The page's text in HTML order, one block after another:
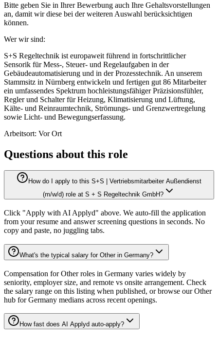
Bitte geben Sie in Ihrer Bewerbung auch Ihre Gehaltsvorstellungen
an, damit wir diese bei der weiteren Auswahl berücksichtigen
können.
Wer wir sind:
S+S Regeltechnik ist europaweit führend in fortschrittlicher
Sensorik für Mess-, Steuer- und Regelaufgaben in der
Gebäudeautomatisierung und in der Prozesstechnik. An unserem
Stammsitz in Nürnberg entwickeln und fertigen gut 86 Mitarbeiter
ein umfassendes Spektrum hochleistungsfähiger Präzisionsfühler,
Regler und Schalter für Heizung, Klimatisierung und Lüftung,
Kälte- und Reinraumtechnik, Strömungs- und Grenzwertregelung
sowie Licht- und Bewegungserfassung.
Arbeitsort: Vor Ort
Questions about this role
How do I apply to this S+S | Vertriebsmitarbeiter Außendienst
(m/w/d) role at S + S Regeltechnik GmbH?
Click "Apply with AI Applyd" above. We auto-fill the application
from your resume and answer screening questions in seconds. No
copy and paste, no juggling tabs.
What's the typical salary for Other in Germany?
Compensation for Other roles in Germany varies widely by
seniority, employer size, and remote vs onsite arrangement. Check
the salary range on this listing when published, or browse our Other
hub for Germany medians across recent openings.
How fast does AI Applyd auto-apply?